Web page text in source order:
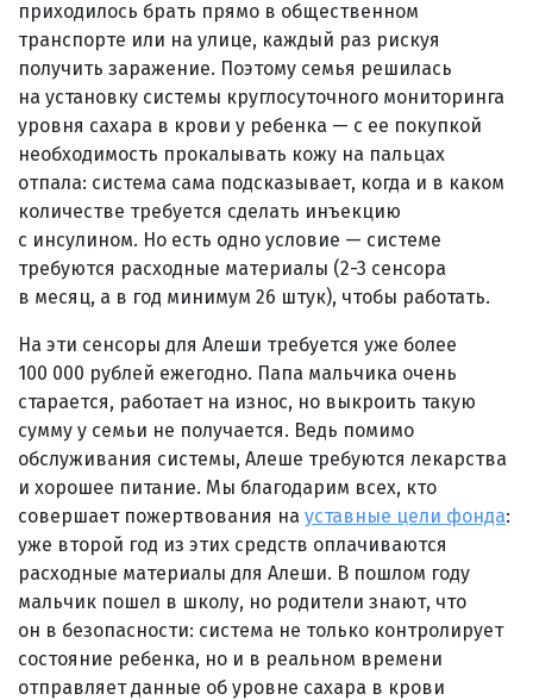
приходилось брать прямо в общественном
транспорте или на улице, каждый раз рискуя
получить заражение. Поэтому семья решилась
на установку системы круглосуточного мониторинга
уровня сахара в крови у ребенка — с ее покупкой
необходимость прокалывать кожу на пальцах
отпала: система сама подсказывает, когда и в каком
количестве требуется сделать инъекцию
с инсулином. Но есть одно условие — системе
требуются расходные материалы (2-3 сенсора
в месяц, а в год минимум 26 штук), чтобы работать.
На эти сенсоры для Алеши требуется уже более
100 000 рублей ежегодно. Папа мальчика очень
старается, работает на износ, но выкроить такую
сумму у семьи не получается. Ведь помимо
обслуживания системы, Алеше требуются лекарства
и хорошее питание. Мы благодарим всех, кто
совершает пожертвования на уставные цели фонда:
уже второй год из этих средств оплачиваются
расходные материалы для Алеши. В пошлом году
мальчик пошел в школу, но родители знают, что
он в безопасности: система не только контролирует
состояние ребенка, но и в реальном времени
отправляет данные об уровне сахара в крови